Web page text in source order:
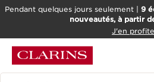
ALLER AU CONTENU
OUTIL D'ACCESSIBILITÉ
Pendant quelques jours seulement | 9
nouveautés, à partir
J'en profite
Historique des recherches